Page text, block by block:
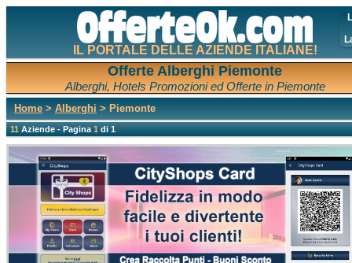
IL PORTALE DELLE AZIENDE ITALIANE!
Offerte Alberghi Piemonte
Alberghi, Hotels Promozioni ed Offerte in Piemonte
Home > Alberghi > Piemonte
11Aziende - Pagina1di 1